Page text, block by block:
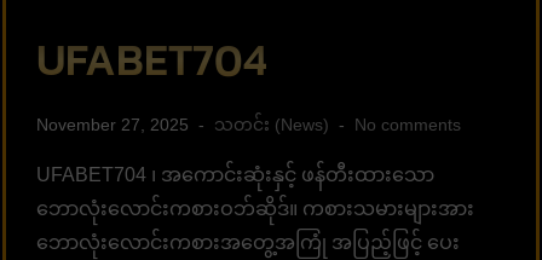
UFABET704
November 27, 2025 သတင်း (News) No comments
UFABET704 ၊ အကောင်းဆုံးနှင့် ဖန်တီးထားသော
ဘောလုံးလောင်းကစားဝဘ်ဆိုဒ်။ ကစားသမားများအား
ဘောလုံးလောင်းကစားအတွေ့အကြုံ အပြည့်ဖြင့် ပေး